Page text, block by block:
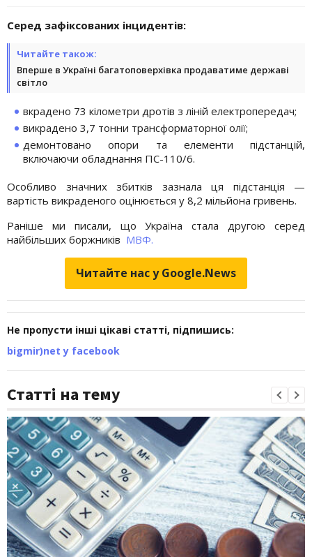
Серед зафіксованих інцидентів:
Читайте також:
Вперше в Україні багатоповерхівка продаватиме державі
світло
вкрадено 73 кілометри дротів з ліній електропередач;
викрадено 3,7 тонни трансформаторної олії;
демонтовано опори та елементи підстанцій,
включаючи обладнання ПС-110/6.
Особливо значних збитків зазнала ця підстанція —
вартість викраденого оцінюється у 8,2 мільйона гривень.
Раніше ми писали, що Україна стала другою серед
найбільших боржників МВФ.
Читайте нас у Google.News
Не пропусти інші цікаві статті, підпишись:
bigmir)net у facebook
Статті на тему